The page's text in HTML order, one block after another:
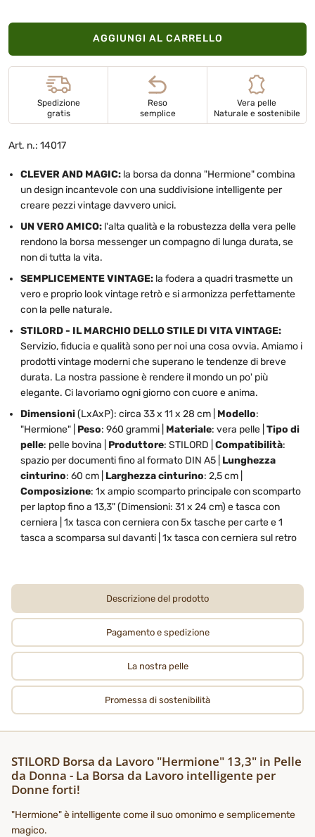
AGGIUNGI AL CARRELLO
Spedizione
gratis
Reso
semplice
Vera pelle
Naturale e sostenibile
Art. n.: 14017
CLEVER AND MAGIC: la borsa da donna "Hermione" combina
un design incantevole con una suddivisione intelligente per
creare pezzi vintage davvero unici.
UN VERO AMICO: l'alta qualità e la robustezza della vera pelle
rendono la borsa messenger un compagno di lunga durata, se
non di tutta la vita.
SEMPLICEMENTE VINTAGE: la fodera a quadri trasmette un
vero e proprio look vintage retrò e si armonizza perfettamente
con la pelle naturale.
STILORD - IL MARCHIO DELLO STILE DI VITA VINTAGE:
Servizio, fiducia e qualità sono per noi una cosa ovvia. Amiamo i
prodotti vintage moderni che superano le tendenze di breve
durata. La nostra passione è rendere il mondo un po' più
elegante. Ci lavoriamo ogni giorno con cuore e anima.
Dimensioni(LxAxP): circa 33 x 11 x 28 cm | Modello:
"Hermione" | Peso: 960 grammi | Materiale: vera pelle | Tipo di
pelle: pelle bovina | Produttore: STILORD | Compatibilità:
spazio per documenti fino al formato DIN A5 | Lunghezza
cinturino: 60 cm | Larghezza cinturino: 2,5 cm |
Composizione: 1x ampio scomparto principale con scomparto
per laptop fino a 13,3" (Dimensioni: 31 x 24 cm) e tasca con
cerniera | 1x tasca con cerniera con 5x tasche per carte e 1
tasca a scomparsa sul davanti | 1x tasca con cerniera sul retro
Descrizione del prodotto
Pagamento e spedizione
La nostra pelle
Promessa di sostenibilità
STILORD Borsa da Lavoro "Hermione" 13,3" in Pelle
da Donna - La Borsa da Lavoro intelligente per
Donne forti!
"Hermione" è intelligente come il suo omonimo e semplicemente
magico.